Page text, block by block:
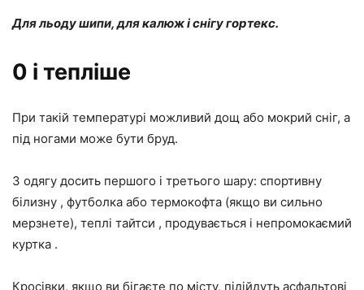
Для льоду шипи, для калюж і снігу гортекс.
0 і тепліше
При такій температурі можливий дощ або мокрий сніг, а
під ногами може бути бруд.
З одягу досить першого і третього шару: спортивну
білизну , футболка або термокофта (якщо ви сильно
мерзнете), теплі тайтси , продувається і непромокаємий
куртка .
Кросівки, якщо ви бігаєте по місту, підійдуть асфальтові